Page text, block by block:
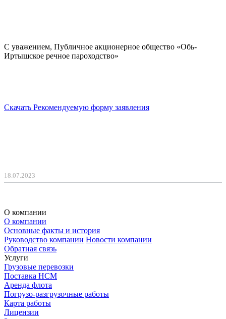
С уважением, Публичное акционерное общество «Обь-
Иртышское речное пароходство»
Скачать Рекомендуемую форму заявления
18.07.2023
О компании
О компании
Основные факты и история
Руководство компании Новости компании
Обратная связь
Услуги
Грузовые перевозки
Поставка НСМ
Аренда флота
Погрузо-разгрузочные работы
Карта работы
Лицензии